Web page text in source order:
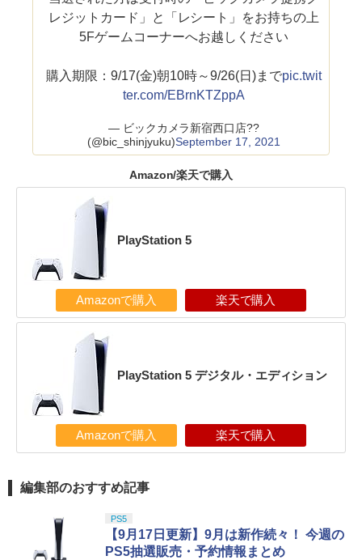
レジットカード」と「レシート」をお持ちの上
5Fゲームコーナーへお越しください
購入期限：9/17(金)朝10時～9/26(日)までpic.twit
ter.com/EBrnKTZppA
— ビックカメラ新宿西口店??
(@bic_shinjyuku)September 17, 2021
Amazon/楽天で購入
PlayStation 5
Amazonで購入 楽天で購入
PlayStation 5 デジタル・エディション
Amazonで購入 楽天で購入
編集部のおすすめ記事
PS5
【9月17日更新】9月は新作続々！ 今週の
PS5抽選販売・予約情報まとめ